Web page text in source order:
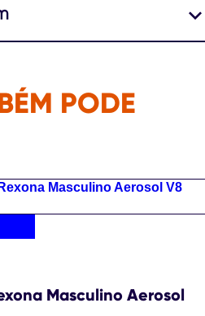
PODE
Masculino Aerosol